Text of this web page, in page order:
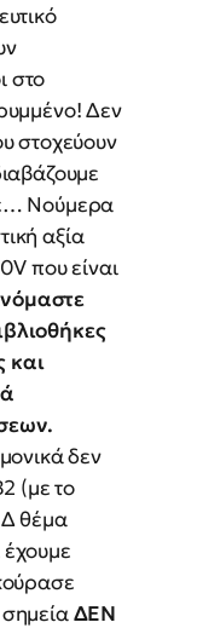
στο
Δεν
στοχεύουν
Νούμερα
αξία
που είναι
και
δεν
(με το
Δ θέμα
ΔΕΝ